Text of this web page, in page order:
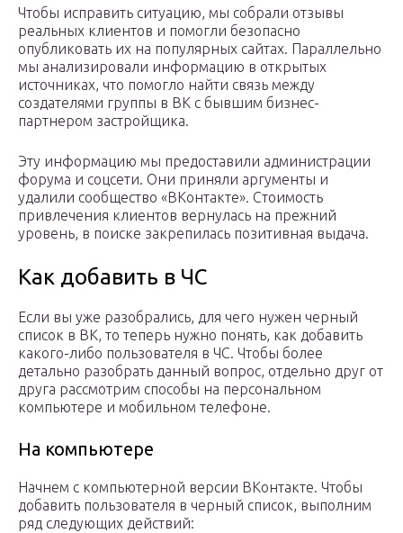
Чтобы исправить ситуацию, мы собрали отзывы
реальных клиентов и помогли безопасно
опубликовать их на популярных сайтах. Параллельно
мы анализировали информацию в открытых
источниках, что помогло найти связь между
создателями группы в ВК с бывшим бизнес-
партнером застройщика.
Эту информацию мы предоставили администрации
форума и соцсети. Они приняли аргументы и
удалили сообщество «ВКонтакте». Стоимость
привлечения клиентов вернулась на прежний
уровень, в поиске закрепилась позитивная выдача.
Как добавить в ЧС
Если вы уже разобрались, для чего нужен черный
список в ВК, то теперь нужно понять, как добавить
какого-либо пользователя в ЧС. Чтобы более
детально разобрать данный вопрос, отдельно друг от
друга рассмотрим способы на персональном
компьютере и мобильном телефоне.
На компьютере
Начнем с компьютерной версии ВКонтакте. Чтобы
добавить пользователя в черный список, выполним
ряд следующих действий: